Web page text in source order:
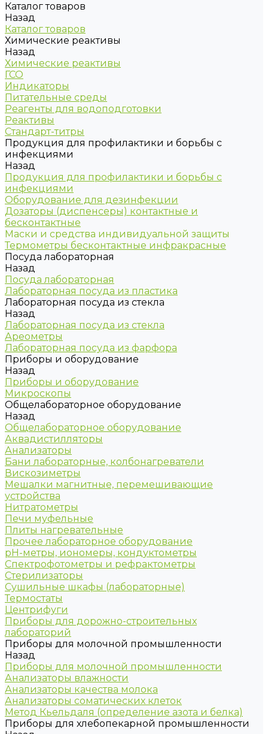
Каталог товаров
Назад
Каталог товаров
Химические реактивы
Назад
Химические реактивы
ГСО
Индикаторы
Питательные среды
Реагенты для водоподготовки
Реактивы
Стандарт-титры
Продукция для профилактики и борьбы с
инфекциями
Назад
Продукция для профилактики и борьбы с
инфекциями
Оборудование для дезинфекции
Дозаторы (диспенсеры) контактные и
бесконтактные
Маски и средства индивидуальной защиты
Термометры бесконтактные инфракрасные
Посуда лабораторная
Назад
Посуда лабораторная
Лабораторная посуда из пластика
Лабораторная посуда из стекла
Назад
Лабораторная посуда из стекла
Ареометры
Лабораторная посуда из фарфора
Приборы и оборудование
Назад
Приборы и оборудование
Микроскопы
Общелабораторное оборудование
Назад
Общелабораторное оборудование
Аквадистилляторы
Анализаторы
Бани лабораторные, колбонагреватели
Вискозиметры
Мешалки магнитные, перемешивающие
устройства
Нитратометры
Печи муфельные
Плиты нагревательные
Прочее лабораторное оборудование
рН-метры, иономеры, кондуктометры
Спектрофотометры и рефрактометры
Стерилизаторы
Сушильные шкафы (лабораторные)
Термостаты
Центрифуги
Приборы для дорожно-строительных
лабораторий
Приборы для молочной промышленности
Назад
Приборы для молочной промышленности
Анализаторы влажности
Анализаторы качества молока
Анализаторы соматических клеток
Метод Кьельдаля (определение азота и белка)
Приборы для хлебопекарной промышленности